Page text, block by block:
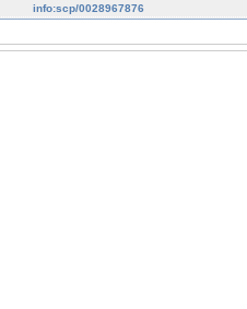
info:scp/0028967876